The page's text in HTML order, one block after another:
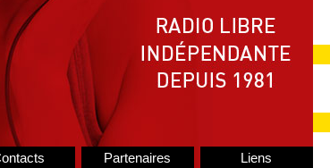
Partenaires Liens